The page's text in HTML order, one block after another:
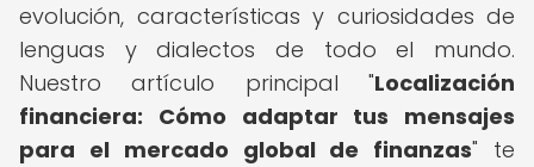
evolución, características y curiosidades de
lenguas y dialectos de todo el mundo.
Nuestro artículo principal "Localización
financiera: Cómo adaptar tus mensajes
para el mercado global de finanzas" te